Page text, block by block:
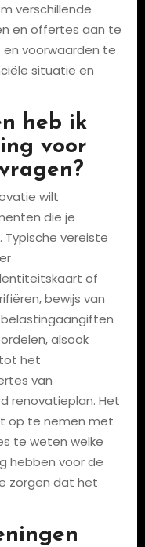
verschillende
en offertes aan te
voorwaarden te
situatie en
heb ik
voor
wilt
die je
Typische vereiste
of
bewijs van
alsook
het
van
renovatieplan. Het
op te nemen met
te weten welke
hebben voor de
zorgen dat het